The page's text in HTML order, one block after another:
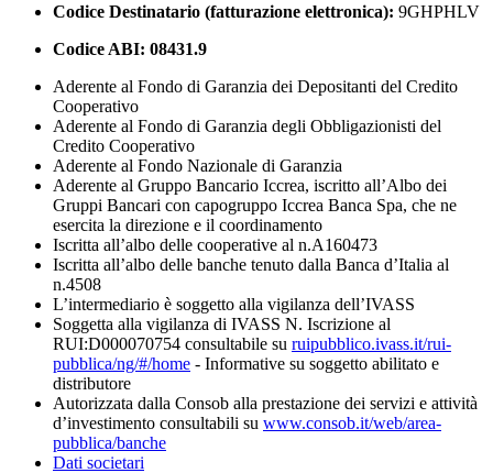
Codice Destinatario (fatturazione elettronica): 9GHPHLV
Codice ABI: 08431.9
Aderente al Fondo di Garanzia dei Depositanti del Credito
Cooperativo
Aderente al Fondo di Garanzia degli Obbligazionisti del
Credito Cooperativo
Aderente al Fondo Nazionale di Garanzia
Aderente al Gruppo Bancario Iccrea, iscritto all’Albo dei
Gruppi Bancari con capogruppo Iccrea Banca Spa, che ne
esercita la direzione e il coordinamento
Iscritta all’albo delle cooperative al n.A160473
Iscritta all’albo delle banche tenuto dalla Banca d’Italia al
n.4508
L’intermediario è soggetto alla vigilanza dell’IVASS
Soggetta alla vigilanza di IVASS N. Iscrizione al
RUI:D000070754 consultabile su ruipubblico.ivass.it/rui-
pubblica/ng/#/home - Informative su soggetto abilitato e
distributore
Autorizzata dalla Consob alla prestazione dei servizi e attività
d’investimento consultabili su www.consob.it/web/area-
pubblica/banche
Dati societari